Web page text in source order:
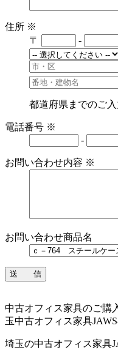
住所 ※
〒
-
都道府県までのご入
電話番号 ※
-
お問い合わせ内容 ※
お問い合わせ商品名
中古オフィス家具のご購
玉中古オフィス家具
埼玉の中古オフィス家具